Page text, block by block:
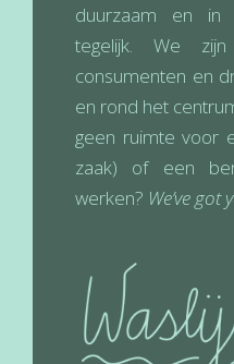
duurzaam en in
tegelijk. We
consumenten en
en rond het
geen ruimte voor
zaak) of een
werken? We’ve got